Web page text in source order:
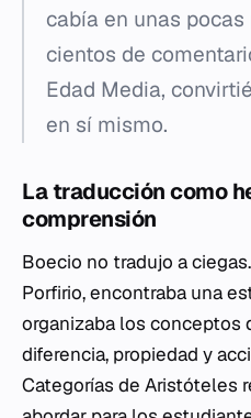
cabía en unas
cientos de
Edad Media,
en sí mismo.
La traducción como
comprensión
Boecio no tradujo a
Porfirio, encontraba una
organizaba los conceptos
diferencia, propiedad y
Categorías de Aristóteles